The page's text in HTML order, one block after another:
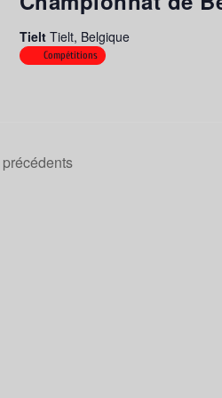
Tielt Tielt, Belgique
Compétitions
précédents